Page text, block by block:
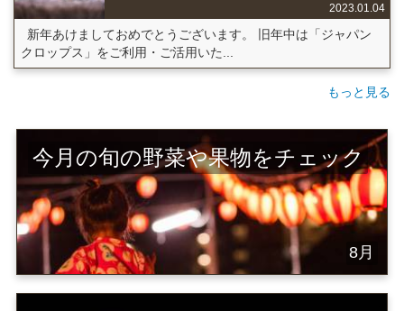
2023.01.04
新年あけましておめでとうございます。 旧年中は「ジャパン
クロップス」をご利用・ご活用いた...
もっと見る
今月の旬の野菜や果物をチェック
8月